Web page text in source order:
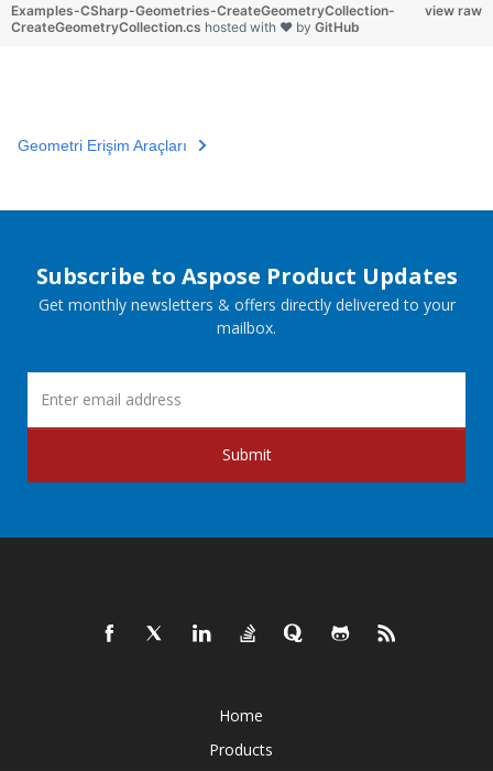
view raw
Examples-CSharp-Geometries-CreateGeometryCollection-
CreateGeometryCollection.cs hosted with ❤ by GitHub
Geometri Erişim Araçları
Subscribe to Aspose Product Updates
Get monthly newsletters & offers directly delivered to your
mailbox.
Submit
Home
Products